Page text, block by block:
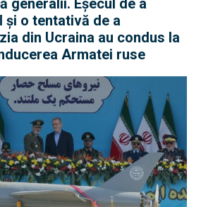
generalii. Eșecul de a
și o tentativă de a
din Ucraina au condus la
Armatei ruse